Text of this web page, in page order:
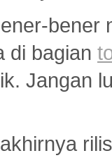
di bagian
Jangan